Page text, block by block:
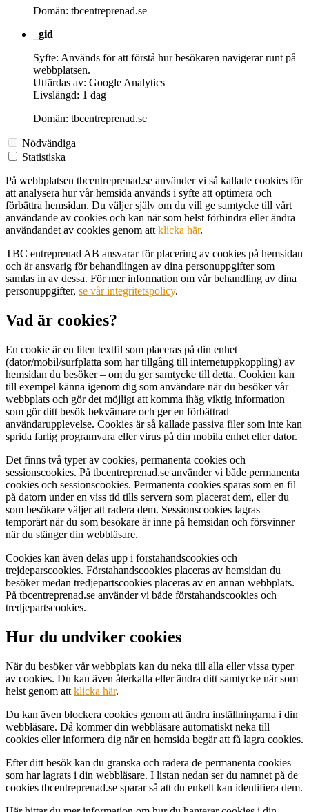
Domän: tbcentreprenad.se
_gid
Syfte: Används för att förstå hur besökaren navigerar runt på
webbplatsen.
Utfärdas av: Google Analytics
Livslängd: 1 dag
Domän: tbcentreprenad.se
Nödvändiga
Statistiska
På webbplatsen tbcentreprenad.se använder vi så kallade cookies för
att analysera hur vår hemsida används i syfte att optimera och
förbättra hemsidan. Du väljer själv om du vill ge samtycke till vårt
användande av cookies och kan när som helst förhindra eller ändra
användandet av cookies genom att klicka här.
TBC entreprenad AB ansvarar för placering av cookies på hemsidan
och är ansvarig för behandlingen av dina personuppgifter som
samlas in av dessa. För mer information om vår behandling av dina
personuppgifter, se vår integritetspolicy.
Vad är cookies?
En cookie är en liten textfil som placeras på din enhet
(dator/mobil/surfplatta som har tillgång till internetuppkoppling) av
hemsidan du besöker – om du ger samtycke till detta. Cookien kan
till exempel känna igenom dig som användare när du besöker vår
webbplats och gör det möjligt att komma ihåg viktig information
som gör ditt besök bekvämare och ger en förbättrad
användarupplevelse. Cookies är så kallade passiva filer som inte kan
sprida farlig programvara eller virus på din mobila enhet eller dator.
Det finns två typer av cookies, permanenta cookies och
sessionscookies. På tbcentreprenad.se använder vi både permanenta
cookies och sessionscookies. Permanenta cookies sparas som en fil
på datorn under en viss tid tills servern som placerat dem, eller du
som besökare väljer att radera dem. Sessionscookies lagras
temporärt när du som besökare är inne på hemsidan och försvinner
när du stänger din webbläsare.
Cookies kan även delas upp i förstahandscookies och
trejdeparscookies. Förstahandscookies placeras av hemsidan du
besöker medan tredjepartscookies placeras av en annan webbplats.
På tbcentreprenad.se använder vi både förstahandscookies och
tredjepartscookies.
Hur du undviker cookies
När du besöker vår webbplats kan du neka till alla eller vissa typer
av cookies. Du kan även återkalla eller ändra ditt samtycke när som
helst genom att klicka här.
Du kan även blockera cookies genom att ändra inställningarna i din
webbläsare. Då kommer din webbläsare automatiskt neka till
cookies eller informera dig när en hemsida begär att få lagra cookies.
Efter ditt besök kan du granska och radera de permanenta cookies
som har lagrats i din webbläsare. I listan nedan ser du namnet på de
cookies tbcentreprenad.se sparar så att du enkelt kan identifiera dem.